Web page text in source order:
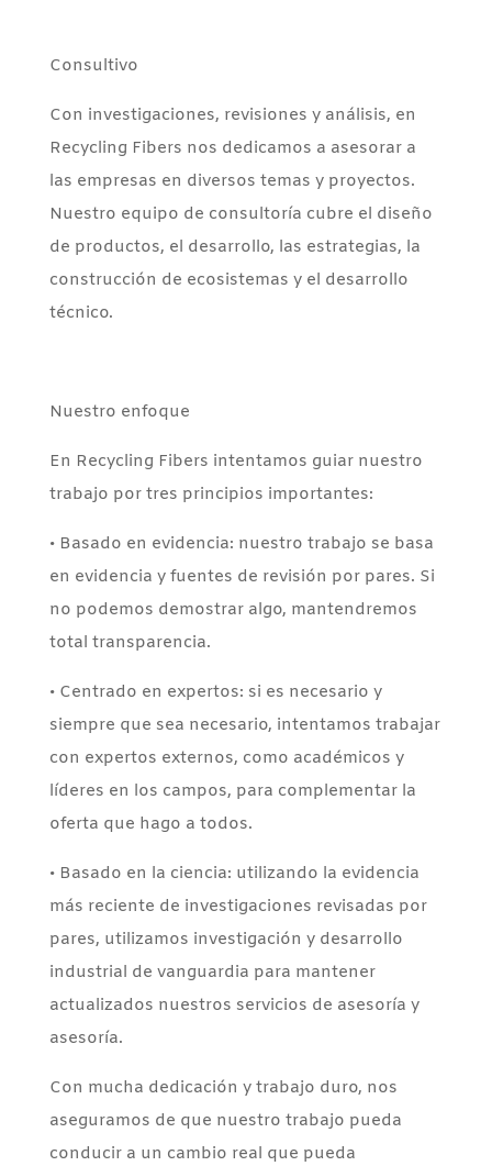
Consultivo
Con investigaciones, revisiones y análisis, en
Recycling Fibers nos dedicamos a asesorar a
las empresas en diversos temas y proyectos.
Nuestro equipo de consultoría cubre el diseño
de productos, el desarrollo, las estrategias, la
construcción de ecosistemas y el desarrollo
técnico.
Nuestro enfoque
En Recycling Fibers intentamos guiar nuestro
trabajo por tres principios importantes:
• Basado en evidencia: nuestro trabajo se basa
en evidencia y fuentes de revisión por pares. Si
no podemos demostrar algo, mantendremos
total transparencia.
• Centrado en expertos: si es necesario y
siempre que sea necesario, intentamos trabajar
con expertos externos, como académicos y
líderes en los campos, para complementar la
oferta que hago a todos.
• Basado en la ciencia: utilizando la evidencia
más reciente de investigaciones revisadas por
pares, utilizamos investigación y desarrollo
industrial de vanguardia para mantener
actualizados nuestros servicios de asesoría y
asesoría.
Con mucha dedicación y trabajo duro, nos
aseguramos de que nuestro trabajo pueda
conducir a un cambio real que pueda